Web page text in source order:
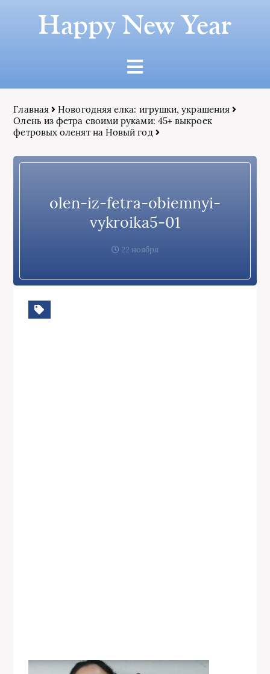
Happy New Year
Главная
Новогодняя елка: игрушки, украшения
Олень из фетра своими руками: 45+ выкроек
фетровых оленят на Новый год
olen-iz-fetra-obiemnyi-
vykroika5-01
22 ноября